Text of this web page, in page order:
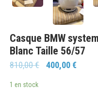
Casque BMW
Blanc Taille 56/57
810,00€ 400,00€
1 en stock